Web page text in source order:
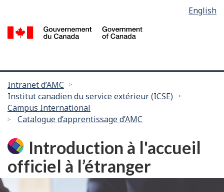
contenu
selection
English
Vous
êtes
ici :
Intranet d’AMC
Institut canadien du service extérieur (ICSE)
Campus International
Catalogue d’apprentissage d’AMC
Introduction à l'accueil
officiel à l’étranger